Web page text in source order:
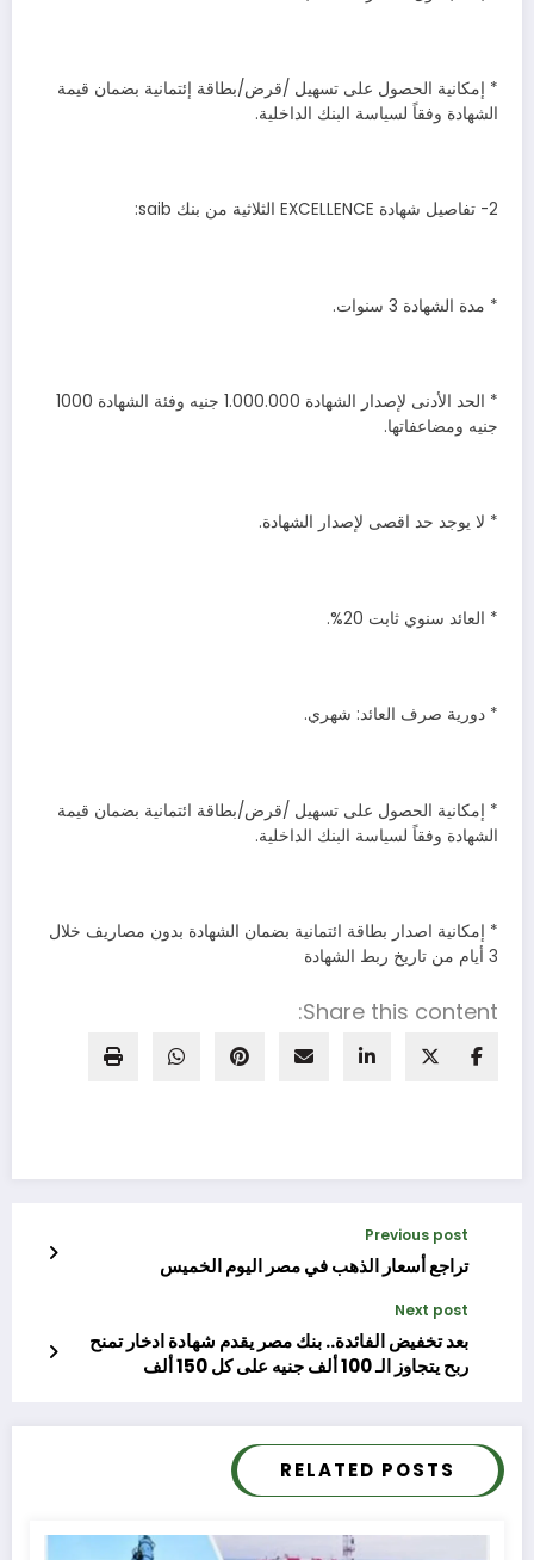
* إمكانية الحصول على تسهيل /قرض/بطاقة إئتمانية بضمان قيمة
الشهادة وفقاً لسياسة البنك الداخلية.
2- تفاصيل شهادة EXCELLENCE الثلاثية من بنك saib:
* مدة الشهادة 3 سنوات.
* الحد الأدنى لإصدار الشهادة 1.000.000 جنيه وفئة الشهادة 1000
جنيه ومضاعفاتها.
* لا يوجد حد اقصى لإصدار الشهادة.
* العائد سنوي ثابت 20%.
* دورية صرف العائد: شهري.
* إمكانية الحصول على تسهيل /قرض/بطاقة ائتمانية بضمان قيمة
الشهادة وفقاً لسياسة البنك الداخلية.
* إمكانية اصدار بطاقة ائتمانية بضمان الشهادة بدون مصاريف خلال
3 أيام من تاريخ ربط الشهادة
Share this content:
Previous post
تراجع أسعار الذهب في مصر اليوم الخميس
Next post
بعد تخفيض الفائدة.. بنك مصر يقدم شهادة ادخار تمنح
ربح يتجاوز الـ 100 ألف جنيه على كل 150 ألف
RELATED POSTS